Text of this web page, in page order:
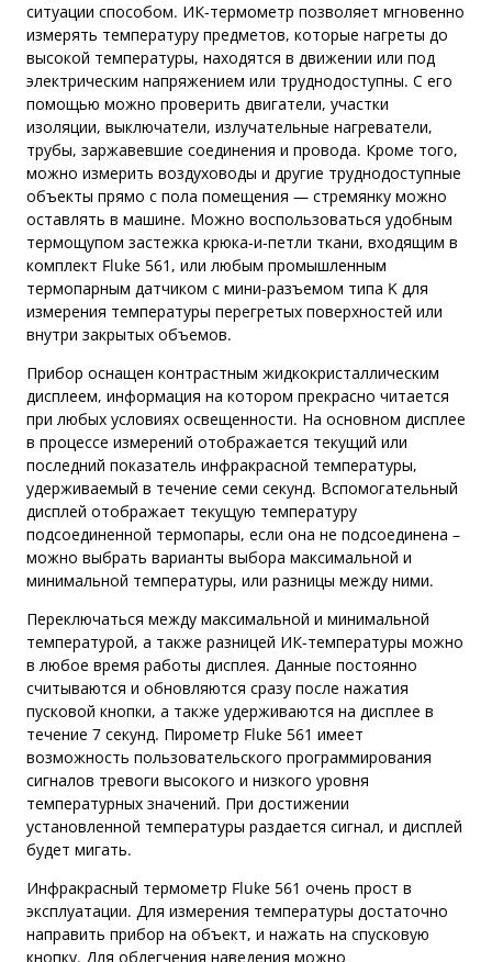
ситуации способом. ИК-термометр позволяет мгновенно
измерять температуру предметов, которые нагреты до
высокой температуры, находятся в движении или под
электрическим напряжением или труднодоступны. С его
помощью можно проверить двигатели, участки
изоляции, выключатели, излучательные нагреватели,
трубы, заржавевшие соединения и провода. Кроме того,
можно измерить воздуховоды и другие труднодоступные
объекты прямо с пола помещения — стремянку можно
оставлять в машине. Можно воспользоваться удобным
термощупом застежка крюка-и-петли ткани, входящим в
комплект Fluke 561, или любым промышленным
термопарным датчиком с мини-разъемом типа K для
измерения температуры перегретых поверхностей или
внутри закрытых объемов.
Прибор оснащен контрастным жидкокристаллическим
дисплеем, информация на котором прекрасно читается
при любых условиях освещенности. На основном дисплее
в процессе измерений отображается текущий или
последний показатель инфракрасной температуры,
удерживаемый в течение семи секунд. Вспомогательный
дисплей отображает текущую температуру
подсоединенной термопары, если она не подсоединена –
можно выбрать варианты выбора максимальной и
минимальной температуры, или разницы между ними.
Переключаться между максимальной и минимальной
температурой, а также разницей ИК-температуры можно
в любое время работы дисплея. Данные постоянно
считываются и обновляются сразу после нажатия
пусковой кнопки, а также удерживаются на дисплее в
течение 7 секунд. Пирометр Fluke 561 имеет
возможность пользовательского программирования
сигналов тревоги высокого и низкого уровня
температурных значений. При достижении
установленной температуры раздается сигнал, и дисплей
будет мигать.
Инфракрасный термометр Fluke 561 очень прост в
эксплуатации. Для измерения температуры достаточно
направить прибор на объект, и нажать на спусковую
кнопку. Для облегчения наведения можно